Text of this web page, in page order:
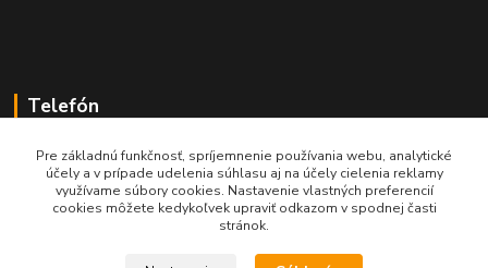
Telefón
+421 905 622 625
obchod@nozeplus.sk
Pre základnú funkčnosť, spríjemnenie používania webu, analytické
účely a v prípade udelenia súhlasu aj na účely cielenia reklamy
využívame súbory cookies. Nastavenie vlastných preferencií
cookies môžete kedykoľvek upraviť odkazom v spodnej časti
stránok.